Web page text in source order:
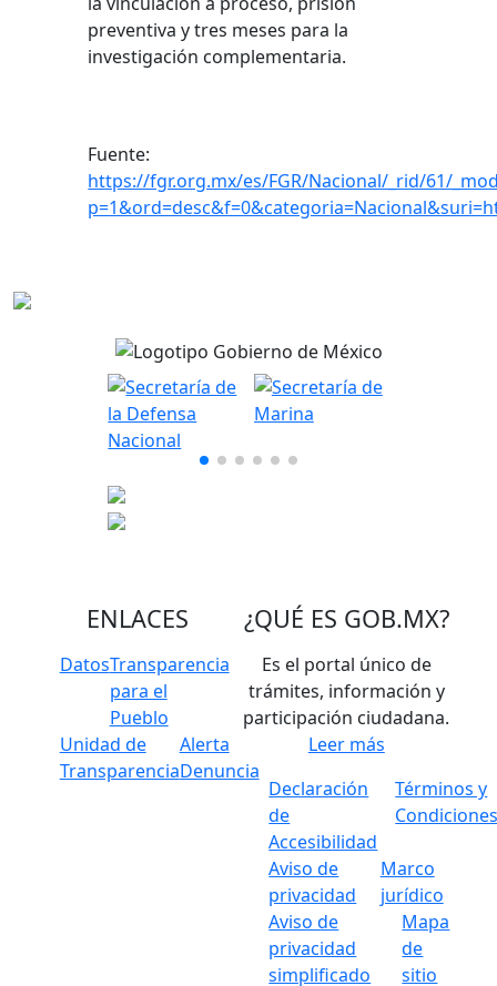
preventiva y tres meses para la
investigación complementaria.
Fuente:
https://fgr.org.mx/es/FGR/Nacional/_rid/61/
ENLACES
DatosTransparencia
para el
Pueblo
Unidad de
Transparencia
Alerta
Denuncia
¿QUÉ ES GOB.MX?
Es el portal único de
trámites, información y
participación ciudadana.
Leer más
Declaración
de
Accesibilidad
Términos y
Aviso de
privacidad
Marco
jurídico
Aviso de
privacidad
simplificado
Mapa
de
sitio